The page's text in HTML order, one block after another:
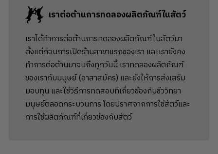
เราต่อต้านการทดลองผลิตภัณฑ์ในสัตว์
เราได้ทำการต่อต้านการทดลองผลิตภัณฑ์ในสัตว์มา
ตั้งแต่ก่อนการเปิดร้านสาขาแรกของเรา และเรายังคง
ทำการต่อต้านมาจนถึงทุกวันนี้ เราทดลองผลิตภัณฑ์
ของเรากับมนุษย์ (อาสาสมัคร) และยังให้การส่งเสริม
มอบทุน และใช้วิธีการทดสอบที่เกี่ยวข้องกับชีววิทยา
มนุษย์ตลอดกระบวนการ โดยปราศจากการใช้สัตว์และ
การใช้ผลิตภัณฑ์ที่เกี่ยวข้องกับสัตว์